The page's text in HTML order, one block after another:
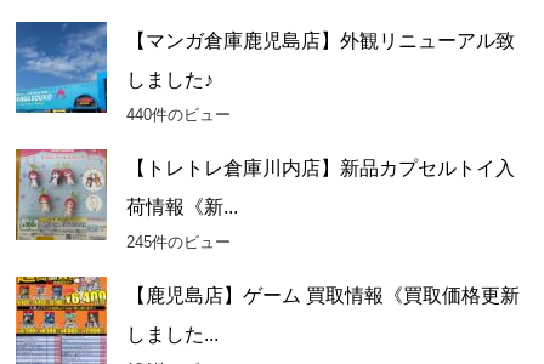
【マンガ倉庫鹿児島店】外観リニューアル致
しました♪
440件のビュー
【トレトレ倉庫川内店】新品カプセルトイ入
荷情報《新...
245件のビュー
【鹿児島店】ゲーム 買取情報《買取価格更新
しました...